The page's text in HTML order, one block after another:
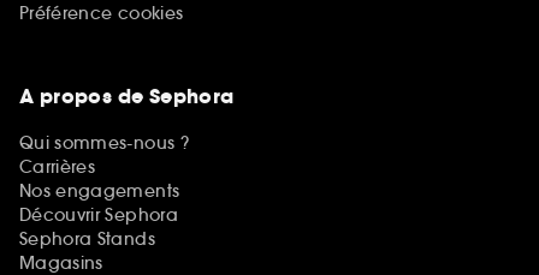
Préférence cookies
A propos de Sephora
Qui sommes-nous ?
Carrières
Nos engagements
Découvrir Sephora
Sephora Stands
Magasins